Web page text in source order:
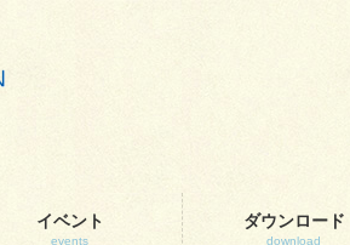
イベント
events
ダウンロード
download